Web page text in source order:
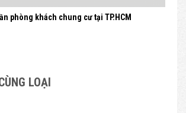
phòng khách chung cư tại TP.HCM
LOẠI